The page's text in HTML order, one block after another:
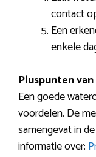
contact
Een
enkele
Pluspunten
Een goede
voordelen. De
samengevat in
informatie over: